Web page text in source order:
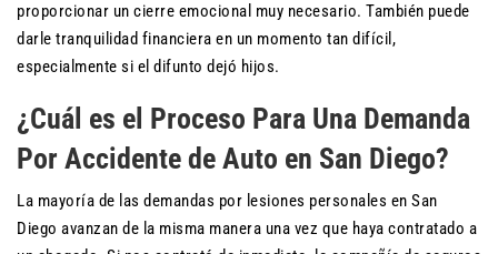
proporcionar un cierre emocional muy necesario. También puede
darle tranquilidad financiera en un momento tan difícil,
especialmente si el difunto dejó hijos.
¿Cuál es el Proceso Para Una Demanda
Por Accidente de Auto en San Diego?
La mayoría de las demandas por lesiones personales en San
Diego avanzan de la misma manera una vez que haya contratado a